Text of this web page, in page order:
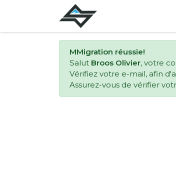
MMigration réussie!
Salut Broos Olivier, votre
Vérifiez votre e-mail, afin
Assurez-vous de vérifier